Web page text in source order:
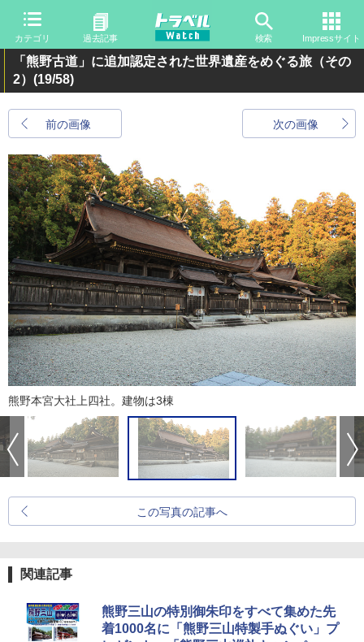
カテゴリ 過去記事 検索 Impressサイト
「熊野古道」に追加認定された世界遺産をめぐる旅（その
2） (19/58)
前の画像 次の画像
熊野本宮大社上四社。建物は3棟
この写真の記事へ
関連記事
熊野三山の特別御朱印をすべて集めた先
着1000名に「熊野三山特製手ぬぐい」プ